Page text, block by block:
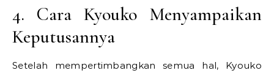
4. Cara Kyouko Menyampaikan
Keputusannya
Setelah mempertimbangkan semua hal, Kyouko